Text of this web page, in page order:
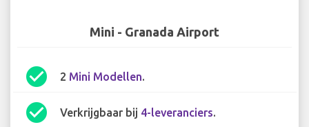
Mini - Granada Airport
check_circle 2 Mini Modellen.
check_circle Verkrijgbaar bij 4-leveranciers.